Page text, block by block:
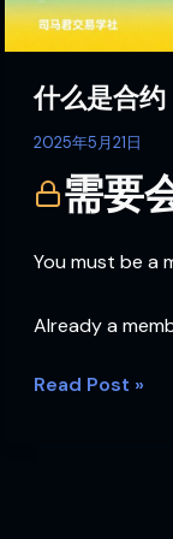
什么是合约
2025年5月21日
需要
You must be a
Already a
Read Post »